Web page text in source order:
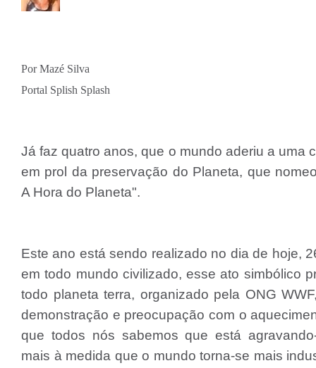
Por Mazé Silva
Portal Splish Splash
Já faz quatro anos, que o mundo aderiu a uma
em prol da preservação do Planeta, que
A Hora do Planeta".
Este ano está sendo realizado no dia de hoje,
em todo mundo civilizado, esse ato simbólico
todo planeta terra, organizado pela ONG
demonstração e preocupação com o
que todos nós sabemos que está
mais à medida que o mundo torna-se mais